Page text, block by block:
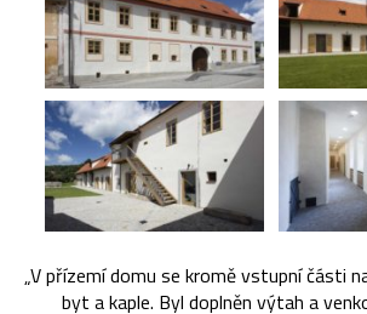
„V přízemí domu se kromě vstupní části
byt a kaple. Byl doplněn výtah a